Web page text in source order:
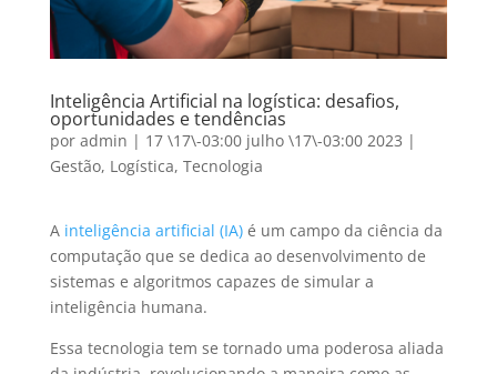
Inteligência Artificial na logística: desafios,
oportunidades e tendências
por admin | 17 \17\-03:00 julho \17\-03:00 2023 |
Gestão, Logística, Tecnologia
A inteligência artificial (IA)é um campo da ciência da
computação que se dedica ao desenvolvimento de
sistemas e algoritmos capazes de simular a
inteligência humana.
Essa tecnologia tem se tornado uma poderosa aliada